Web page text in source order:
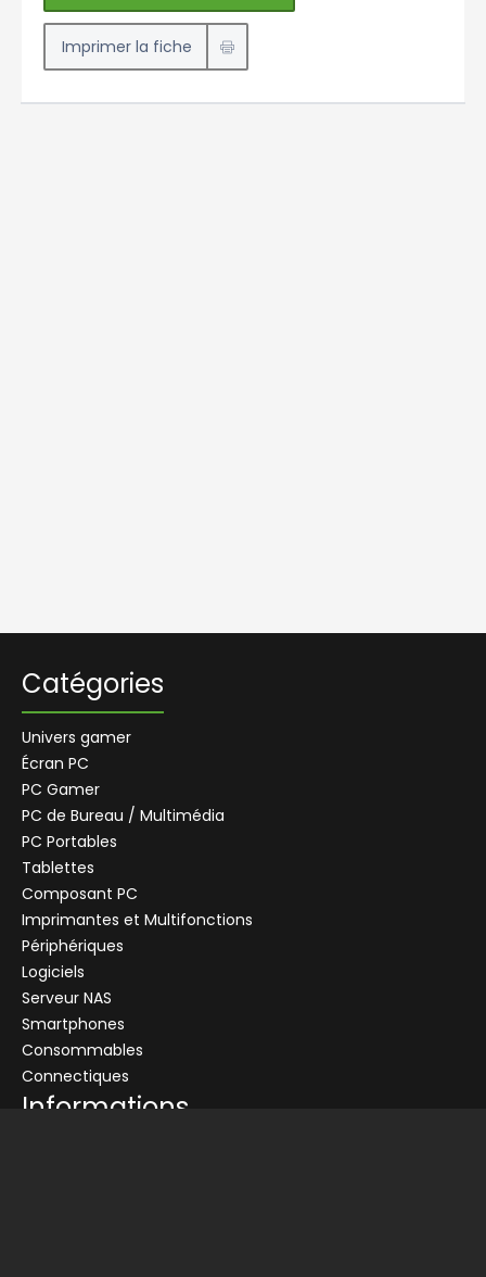
Imprimer la fiche
Connectez-vous pour voir les informations de ce produit
CENTRALE+
Catégories
Univers gamer
Écran PC
PC Gamer
PC de Bureau / Multimédia
PC Portables
Tablettes
Composant PC
Imprimantes et Multifonctions
Périphériques
Logiciels
Serveur NAS
Smartphones
Consommables
Connectiques
Informations